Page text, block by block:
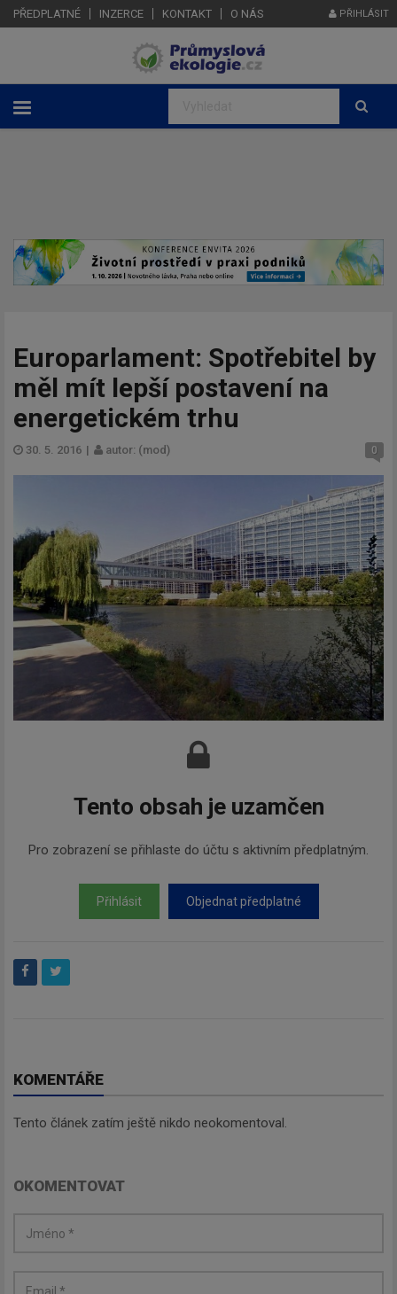
PŘEDPLATNÉ INZERCE KONTAKT O NÁS PŘIHLÁSIT
Europarlament: Spotřebitel by
měl mít lepší postavení na
energetickém trhu
30. 5. 2016 | autor: (mod) 0
Tento obsah je uzamčen
Pro zobrazení se přihlaste do účtu s aktivním předplatným.
Přihlásit Objednat předplatné
KOMENTÁŘE
Tento článek zatím ještě nikdo neokomentoval.
OKOMENTOVAT